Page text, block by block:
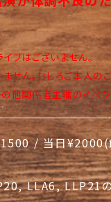
ブはございません。
せん。むしろご本人の
他関係者主催のイベン
/ 当日
LLA6, LLP21の